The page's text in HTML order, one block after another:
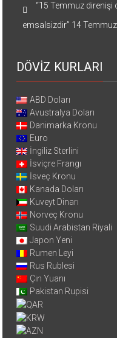
“15 Temmuz direnişi
emsalsizdir” 14
DÖVİZ KURLARI
ABD Doları
Avustralya Doları
Danimarka Kronu
Euro
İngiliz Sterlini
İsviçre Frangı
İsveç Kronu
Kanada Doları
Kuveyt Dinarı
Norveç Kronu
Suudi Arabistan Riyali
Japon Yeni
Rumen Leyi
Rus Rublesi
Çin Yuanı
Pakistan Rupisi